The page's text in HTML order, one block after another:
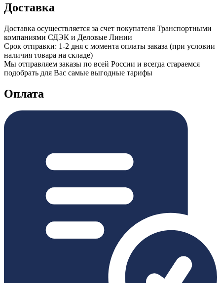
Доставка
Доставка осуществляется за счет покупателя Транспортными
компаниями СДЭК и Деловые Линии
Срок отправки: 1-2 дня с момента оплаты заказа (при условии
наличия товара на складе)
Мы отправляем заказы по всей России и всегда стараемся
подобрать для Вас самые выгодные тарифы
Оплата